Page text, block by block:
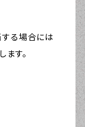
る場合には
す。